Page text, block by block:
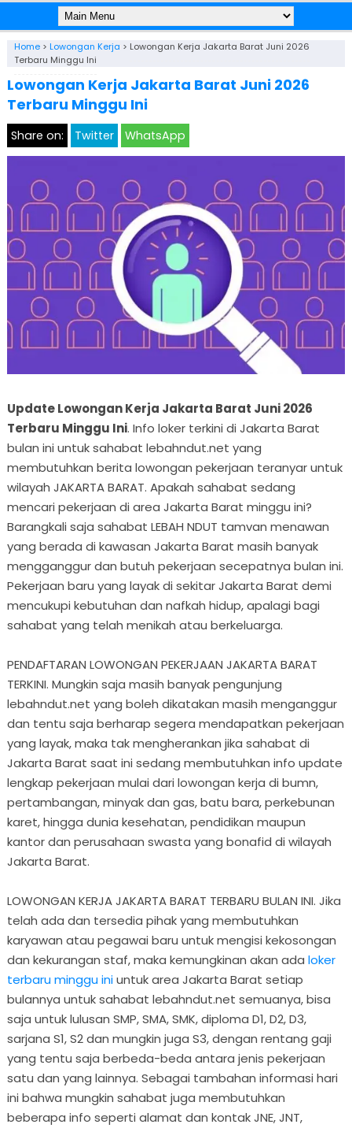
Home> Lowongan Kerja > Lowongan Kerja Jakarta Barat Juni 2026
Terbaru Minggu Ini
Lowongan Kerja Jakarta Barat Juni 2026
Terbaru Minggu Ini
Share on: Twitter WhatsApp
Update Lowongan Kerja Jakarta Barat Juni 2026
Terbaru Minggu Ini. Info loker terkini di Jakarta Barat
bulan ini untuk sahabat lebahndut.net yang
membutuhkan berita lowongan pekerjaan teranyar untuk
wilayah JAKARTA BARAT. Apakah sahabat sedang
mencari pekerjaan di area Jakarta Barat minggu ini?
Barangkali saja sahabat LEBAH NDUT tamvan menawan
yang berada di kawasan Jakarta Barat masih banyak
mengganggur dan butuh pekerjaan secepatnya bulan ini.
Pekerjaan baru yang layak di sekitar Jakarta Barat demi
mencukupi kebutuhan dan nafkah hidup, apalagi bagi
sahabat yang telah menikah atau berkeluarga.
PENDAFTARAN LOWONGAN PEKERJAAN JAKARTA BARAT
TERKINI. Mungkin saja masih banyak pengunjung
lebahndut.net yang boleh dikatakan masih menganggur
dan tentu saja berharap segera mendapatkan pekerjaan
yang layak, maka tak mengherankan jika sahabat di
Jakarta Barat saat ini sedang membutuhkan info update
lengkap pekerjaan mulai dari lowongan kerja di bumn,
pertambangan, minyak dan gas, batu bara, perkebunan
karet, hingga dunia kesehatan, pendidikan maupun
kantor dan perusahaan swasta yang bonafid di wilayah
Jakarta Barat.
LOWONGAN KERJA JAKARTA BARAT TERBARU BULAN INI. Jika
telah ada dan tersedia pihak yang membutuhkan
karyawan atau pegawai baru untuk mengisi kekosongan
dan kekurangan staf, maka kemungkinan akan ada loker
terbaru minggu iniuntuk area Jakarta Barat setiap
bulannya untuk sahabat lebahndut.net semuanya, bisa
saja untuk lulusan SMP, SMA, SMK, diploma D1, D2, D3,
sarjana S1, S2 dan mungkin juga S3, dengan rentang gaji
yang tentu saja berbeda-beda antara jenis pekerjaan
satu dan yang lainnya. Sebagai tambahan informasi hari
ini bahwa mungkin sahabat juga membutuhkan
beberapa info seperti alamat dan kontak JNE, JNT,